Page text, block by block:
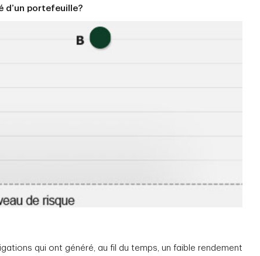
d’un portefeuille?
qui ont généré, au fil du temps, un faible rendement